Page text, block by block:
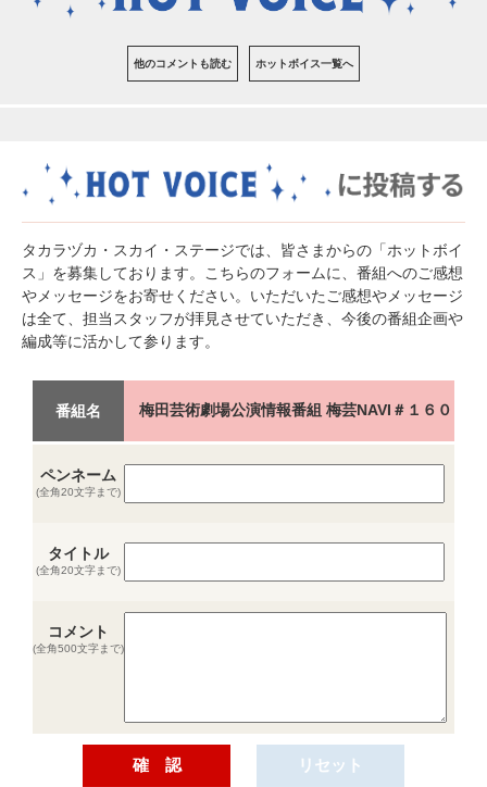
他のコメントも読む ホットボイス一覧へ
タカラヅカ・スカイ・ステージでは、皆さまからの「ホットボイ
ス」を募集しております。こちらのフォームに、番組へのご感想
やメッセージをお寄せください。いただいたご感想やメッセージ
は全て、担当スタッフが拝見させていただき、今後の番組企画や
編成等に活かして参ります。
番組名 梅田芸術劇場公演情報番組 梅芸NAVI＃１６０
ペンネーム
(全角20文字まで)
タイトル
(全角20文字まで)
コメント
(全角500文字まで)